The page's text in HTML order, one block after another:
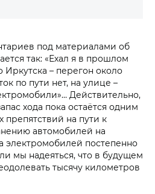
под материалами об
так: «Ехал я в прошлом
Иркутска – перегон около
по пути нет, на улице –
Действительно,
хода пока остаётся одним
препятствий на пути к
автомобилей на
электромобилей постепенно
мы надеяться, что в будущем
тысячу километров